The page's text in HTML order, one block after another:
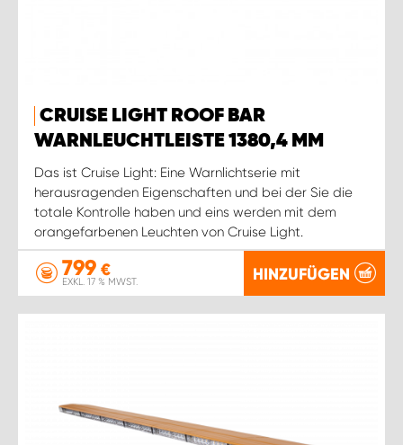
CRUISE LIGHT ROOF BAR
WARNLEUCHTLEISTE 1380,4 MM
Das ist Cruise Light: Eine Warnlichtserie mit
herausragenden Eigenschaften und bei der Sie die
totale Kontrolle haben und eins werden mit dem
orangefarbenen Leuchten von Cruise Light.
799 €
EXKL. 17 % MWST. HINZUFÜGEN